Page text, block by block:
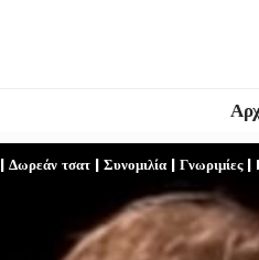
τσατ | Συνομιλία | Γνωριμίες |